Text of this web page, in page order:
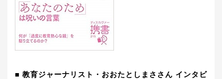
■ 教育ジャーナリスト・おおたとしまささん インタビ